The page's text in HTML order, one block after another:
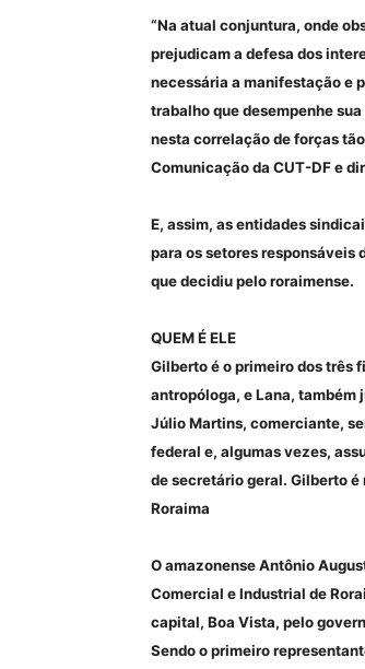
“Na atual conjuntura, onde
prejudicam a defesa dos
necessária a manifestação e
trabalho que desempenhe
nesta correlação de forças
Comunicação da CUT-DF e
E, assim, as entidades
para os setores responsáveis
que decidiu pelo roraimense.
QUEM É ELE
Gilberto é o primeiro dos três
antropóloga, e Lana, também
Júlio Martins, comerciante,
federal e, algumas vezes,
de secretário geral. Gilberto
Roraima
O amazonense Antônio
Comercial e Industrial de
capital, Boa Vista, pelo
Sendo o primeiro